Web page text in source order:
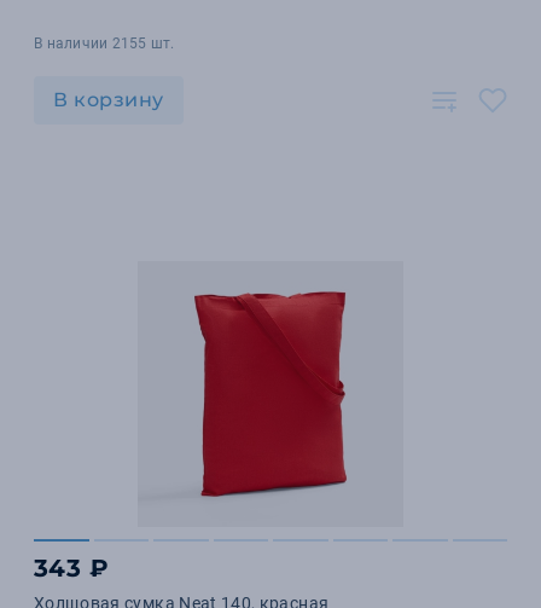
В наличии 2155 шт.
В корзину
343 ₽
Холщовая сумка Neat 140, красная